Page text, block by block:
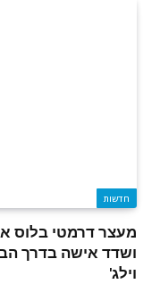
חדשות
מעצר דרמטי בלוס
ושדד אישה בדרך
וילג'